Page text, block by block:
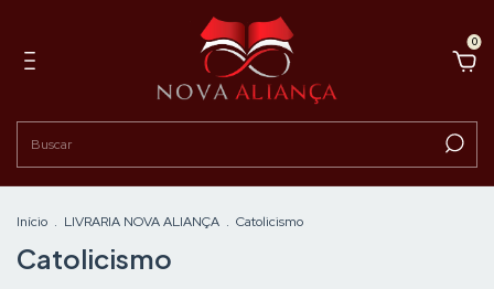
0
Início . LIVRARIA NOVA ALIANÇA . Catolicismo
Catolicismo